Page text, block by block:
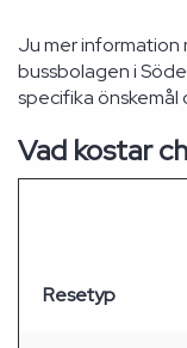
Ju mer information
bussbolagen i
specifika önskemål
Vad kostar
Resetyp